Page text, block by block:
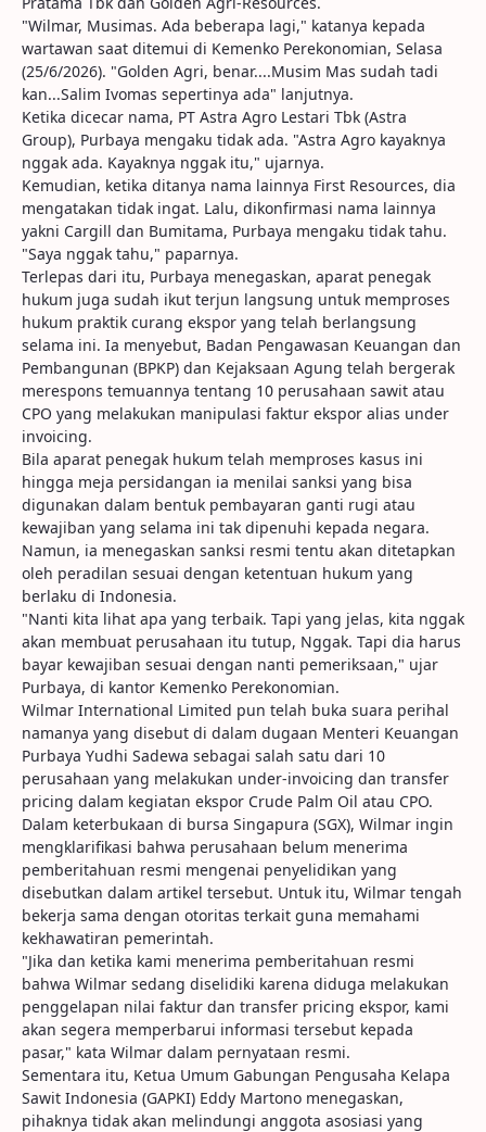
"Wilmar, Musimas. Ada beberapa lagi," katanya kepada
wartawan saat ditemui di Kemenko Perekonomian, Selasa
(25/6/2026). "Golden Agri, benar....Musim Mas sudah tadi
kan...Salim Ivomas sepertinya ada" lanjutnya.
Ketika dicecar nama, PT Astra Agro Lestari Tbk (Astra
Group), Purbaya mengaku tidak ada. "Astra Agro kayaknya
nggak ada. Kayaknya nggak itu," ujarnya.
Kemudian, ketika ditanya nama lainnya First Resources, dia
mengatakan tidak ingat. Lalu, dikonfirmasi nama lainnya
yakni Cargill dan Bumitama, Purbaya mengaku tidak tahu.
"Saya nggak tahu," paparnya.
Terlepas dari itu, Purbaya menegaskan, aparat penegak
hukum juga sudah ikut terjun langsung untuk memproses
hukum praktik curang ekspor yang telah berlangsung
selama ini. Ia menyebut, Badan Pengawasan Keuangan dan
Pembangunan (BPKP) dan Kejaksaan Agung telah bergerak
merespons temuannya tentang 10 perusahaan sawit atau
CPO yang melakukan manipulasi faktur ekspor alias under
invoicing.
Bila aparat penegak hukum telah memproses kasus ini
hingga meja persidangan ia menilai sanksi yang bisa
digunakan dalam bentuk pembayaran ganti rugi atau
kewajiban yang selama ini tak dipenuhi kepada negara.
Namun, ia menegaskan sanksi resmi tentu akan ditetapkan
oleh peradilan sesuai dengan ketentuan hukum yang
berlaku di Indonesia.
"Nanti kita lihat apa yang terbaik. Tapi yang jelas, kita nggak
akan membuat perusahaan itu tutup, Nggak. Tapi dia harus
bayar kewajiban sesuai dengan nanti pemeriksaan," ujar
Purbaya, di kantor Kemenko Perekonomian.
Wilmar International Limited pun telah buka suara perihal
namanya yang disebut di dalam dugaan Menteri Keuangan
Purbaya Yudhi Sadewa sebagai salah satu dari 10
perusahaan yang melakukan under-invoicing dan transfer
pricing dalam kegiatan ekspor Crude Palm Oil atau CPO.
Dalam keterbukaan di bursa Singapura (SGX), Wilmar ingin
mengklarifikasi bahwa perusahaan belum menerima
pemberitahuan resmi mengenai penyelidikan yang
disebutkan dalam artikel tersebut. Untuk itu, Wilmar tengah
bekerja sama dengan otoritas terkait guna memahami
kekhawatiran pemerintah.
"Jika dan ketika kami menerima pemberitahuan resmi
bahwa Wilmar sedang diselidiki karena diduga melakukan
penggelapan nilai faktur dan transfer pricing ekspor, kami
akan segera memperbarui informasi tersebut kepada
pasar," kata Wilmar dalam pernyataan resmi.
Sementara itu, Ketua Umum Gabungan Pengusaha Kelapa
Sawit Indonesia (GAPKI) Eddy Martono menegaskan,
pihaknya tidak akan melindungi anggota asosiasi yang